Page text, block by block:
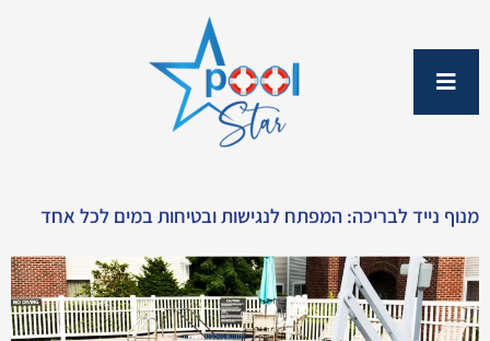
לתוכן
מנוף נייד לבריכה: המפתח לנגישות ובטיחות במים לכל אחד